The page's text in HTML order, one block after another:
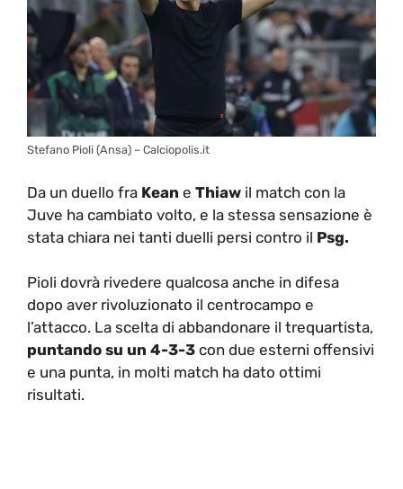
Stefano Pioli (Ansa) – Calciopolis.it
Da un duello fra Kean e Thiaw il match con la
Juve ha cambiato volto, e la stessa sensazione è
stata chiara nei tanti duelli persi contro il Psg.
Pioli dovrà rivedere qualcosa anche in difesa
dopo aver rivoluzionato il centrocampo e
l’attacco. La scelta di abbandonare il trequartista,
puntando su un 4-3-3 con due esterni offensivi
e una punta, in molti match ha dato ottimi
risultati.